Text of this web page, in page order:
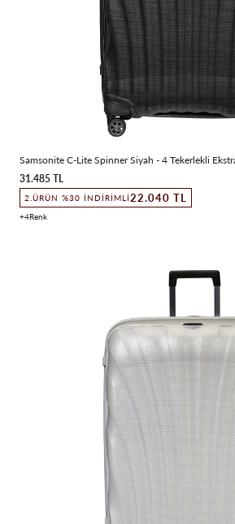
Samsonite C-Lite Spinner Siyah - 4 Tekerlekli
31.485 TL
2.ÜRÜN %30 İNDIRIMLI22.040 TL
4